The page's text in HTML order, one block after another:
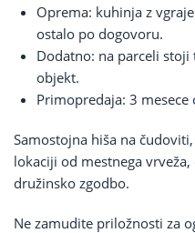
Oprema: kuhinja z
ostalo po dogovoru.
Dodatno: na parceli
objekt.
Primopredaja: 3
Samostojna hiša na
lokaciji od mestnega
družinsko zgodbo.
Ne zamudite priložnosti za